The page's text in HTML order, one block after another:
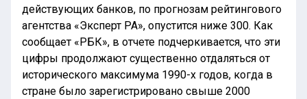
действующих банков, по прогнозам рейтингового
агентства «Эксперт РА», опустится ниже 300. Как
сообщает «РБК», в отчете подчеркивается, что эти
цифры продолжают существенно отдаляться от
исторического максимума 1990-х годов, когда в
стране было зарегистрировано свыше 2000